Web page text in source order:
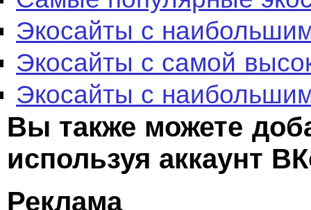
Экосайты с
Экосайты с самой
Экосайты с
Вы также можете
используя аккаунт
Реклама